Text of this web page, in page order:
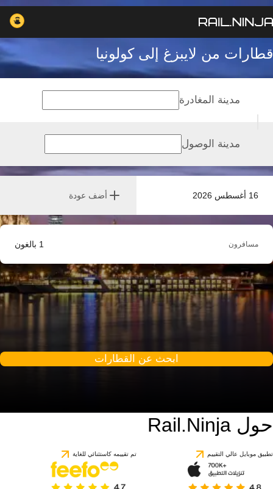
قطارات من لايبزغ إلى كولونيا
16 أغسطس 2026 أضف عودة
مدينة المغادرة
مدينة الوصول
مسافرون 1 بالغون
ابحث عن القطارات
حول Rail.Ninja
تطبيق موبايل عالي التقييم تم تقييمه كاستثنائي للغايةاستنادًا إلى 1 تقييمًا